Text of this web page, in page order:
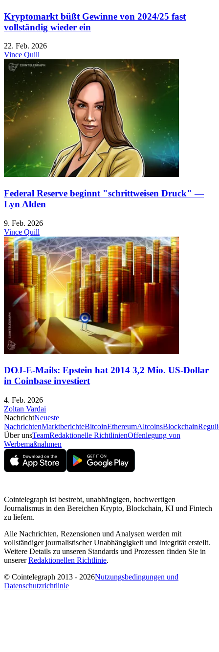
Kryptomarkt büßt Gewinne von 2024/25 fast
vollständig wieder ein
22. Feb. 2026
Vince Quill
Federal Reserve beginnt "schrittweisen Druck" —
Lyn Alden
9. Feb. 2026
Vince Quill
DOJ-E-Mails: Epstein hat 2014 3,2 Mio. US-Dollar
in Coinbase investiert
4. Feb. 2026
Zoltan Vardai
NachrichtNeueste
NachrichtenMarktberichteBitcoinEthereumAltcoinsBlockchain
Über unsTeamRedaktionelle RichtlinienOffenlegung von
Werbemaßnahmen
Cointelegraph ist bestrebt, unabhängigen, hochwertigen
Journalismus in den Bereichen Krypto, Blockchain, KI und Fintech
zu liefern.
Alle Nachrichten, Rezensionen und Analysen werden mit
vollständiger journalistischer Unabhängigkeit und Integrität erstellt.
Weitere Details zu unseren Standards und Prozessen finden Sie in
unsererRedaktionellen Richtlinie.
© Cointelegraph 2013 - 2026Nutzungsbedingungen und
Datenschutzrichtlinie